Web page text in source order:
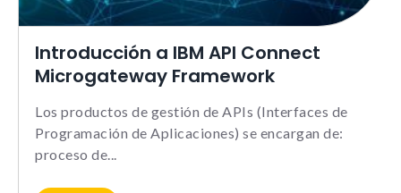
Introducción a IBM API Connect
Microgateway Framework
Los productos de gestión de APIs (Interfaces de
Programación de Aplicaciones) se encargan de:
proceso de
Marketing
Al compartir tus
intereses y
comportamiento
mientras visitas
nuestra web,